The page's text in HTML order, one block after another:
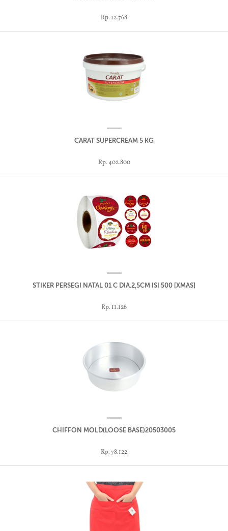
Rp. 12.768
CARAT SUPERCREAM 5 KG
Rp. 402.800
STIKER PERSEGI NATAL 01 C DIA.2,5CM ISI 500 [XMAS]
Rp. 11.126
CHIFFON MOLD(LOOSE BASE)20503005
Rp. 78.122